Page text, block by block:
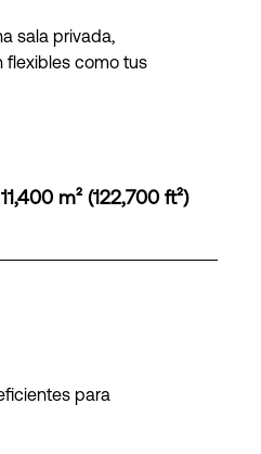
sala privada,
flexibles como tus
11,400 m² (122,700 ft²)
para